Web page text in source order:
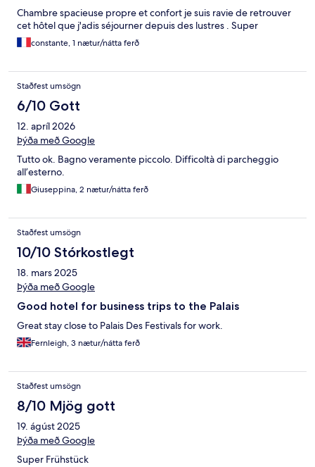
Chambre spacieuse propre et confort je suis ravie de retrouver
cet hôtel que j'adis séjourner depuis des lustres . Super
constante, 1 nætur/nátta ferð
Staðfest umsögn
6/10 Gott
12. apríl 2026
Þýða með Google
Tutto ok. Bagno veramente piccolo. Difficoltà di parcheggio
all’esterno.
Giuseppina, 2 nætur/nátta ferð
Staðfest umsögn
10/10 Stórkostlegt
18. mars 2025
Þýða með Google
Good hotel for business trips to the Palais
Great stay close to Palais Des Festivals for work.
Fernleigh, 3 nætur/nátta ferð
Staðfest umsögn
8/10 Mjög gott
19. ágúst 2025
Þýða með Google
Super Frühstück